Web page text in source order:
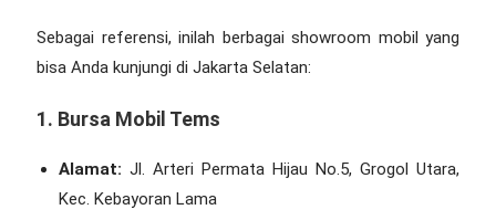
Sebagai referensi, inilah berbagai showroom mobil yang
bisa Anda kunjungi di Jakarta Selatan:
1. Bursa Mobil Tems
Alamat: Jl. Arteri Permata Hijau No.5, Grogol Utara,
Kec. Kebayoran Lama